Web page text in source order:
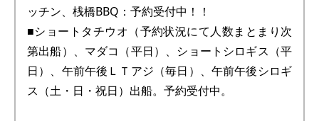
ッチン、桟橋BBQ：予約受付中！！
■ショートタチウオ（予約状況にて人数まとまり次
第出船）、マダコ（平日）、ショートシロギス（平
日）、午前午後ＬＴアジ（毎日）、午前午後シロギ
ス（土・日・祝日）出船。予約受付中。